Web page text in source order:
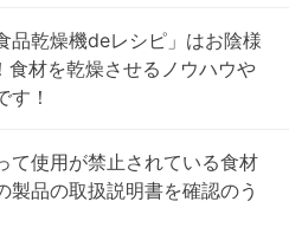
品乾燥機deレシピ」はお陰様
材を乾燥させるノウハウや
す！
て使用が禁止されている食材
製品の取扱説明書を確認のう